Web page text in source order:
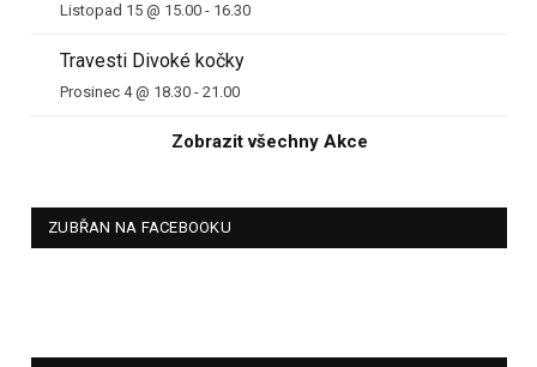
Listopad 15 @ 15.00 - 16.30
Travesti Divoké kočky
Prosinec 4 @ 18.30 - 21.00
Zobrazit všechny Akce
ZUBŘAN NA FACEBOOKU